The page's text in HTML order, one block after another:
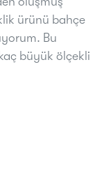
ürünü bahçe
Bu
büyük ölçekli